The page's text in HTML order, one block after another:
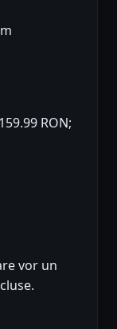
RON;
vor un